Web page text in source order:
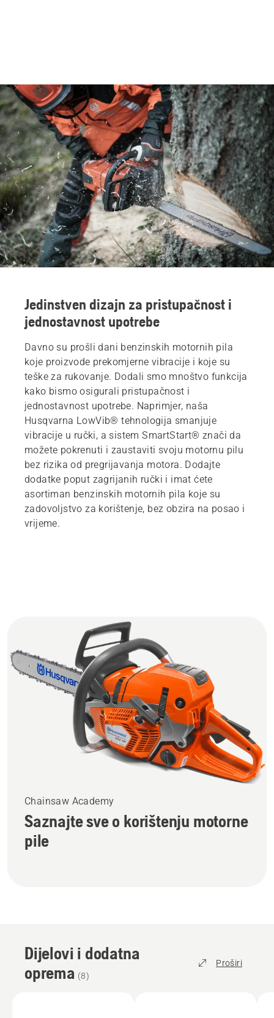
Jedinstven dizajn za pristupačnost i
jednostavnost upotrebe
Davno su prošli dani benzinskih motornih pila
koje proizvode prekomjerne vibracije i koje su
teške za rukovanje. Dodali smo mnoštvo funkcija
kako bismo osigurali pristupačnost i
jednostavnost upotrebe. Naprimjer, naša
Husqvarna LowVib® tehnologija smanjuje
vibracije u ručki, a sistem SmartStart® znači da
možete pokrenuti i zaustaviti svoju motornu pilu
bez rizika od pregrijavanja motora. Dodajte
dodatke poput zagrijanih ručki i imat ćete
asortiman benzinskih motornih pila koje su
zadovoljstvo za korištenje, bez obzira na posao i
vrijeme.
Chainsaw Academy
Saznajte sve o korištenju motorne
pile
Dijelovi i dodatna
oprema (8)
Proširi